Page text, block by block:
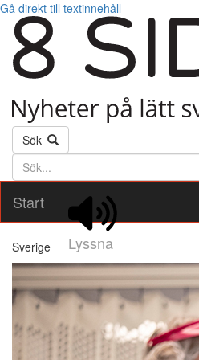
Gå direkt till textinnehåll
Sök
Söktext
Start
Lyssna
Sverige